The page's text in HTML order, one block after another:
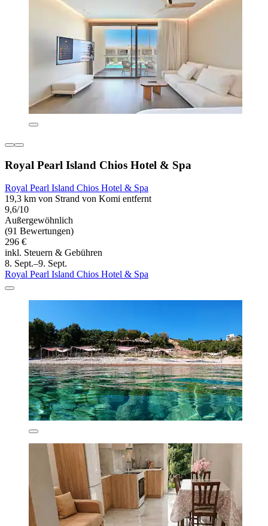
Royal Pearl Island Chios Hotel & Spa
Royal Pearl Island Chios Hotel & Spa
19,3 km von Strand von Komi entfernt
9,6/10
Außergewöhnlich
(91 Bewertungen)
296 €
inkl. Steuern & Gebühren
8. Sept.–9. Sept.
Royal Pearl Island Chios Hotel & Spa